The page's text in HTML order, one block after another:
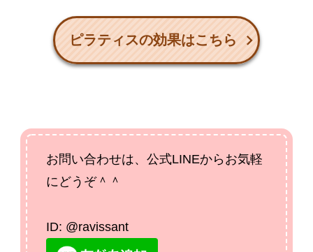
ピラティスの効果はこちら
お問い合わせは、公式LINEからお気軽
にどうぞ＾＾
ID: @ravissant